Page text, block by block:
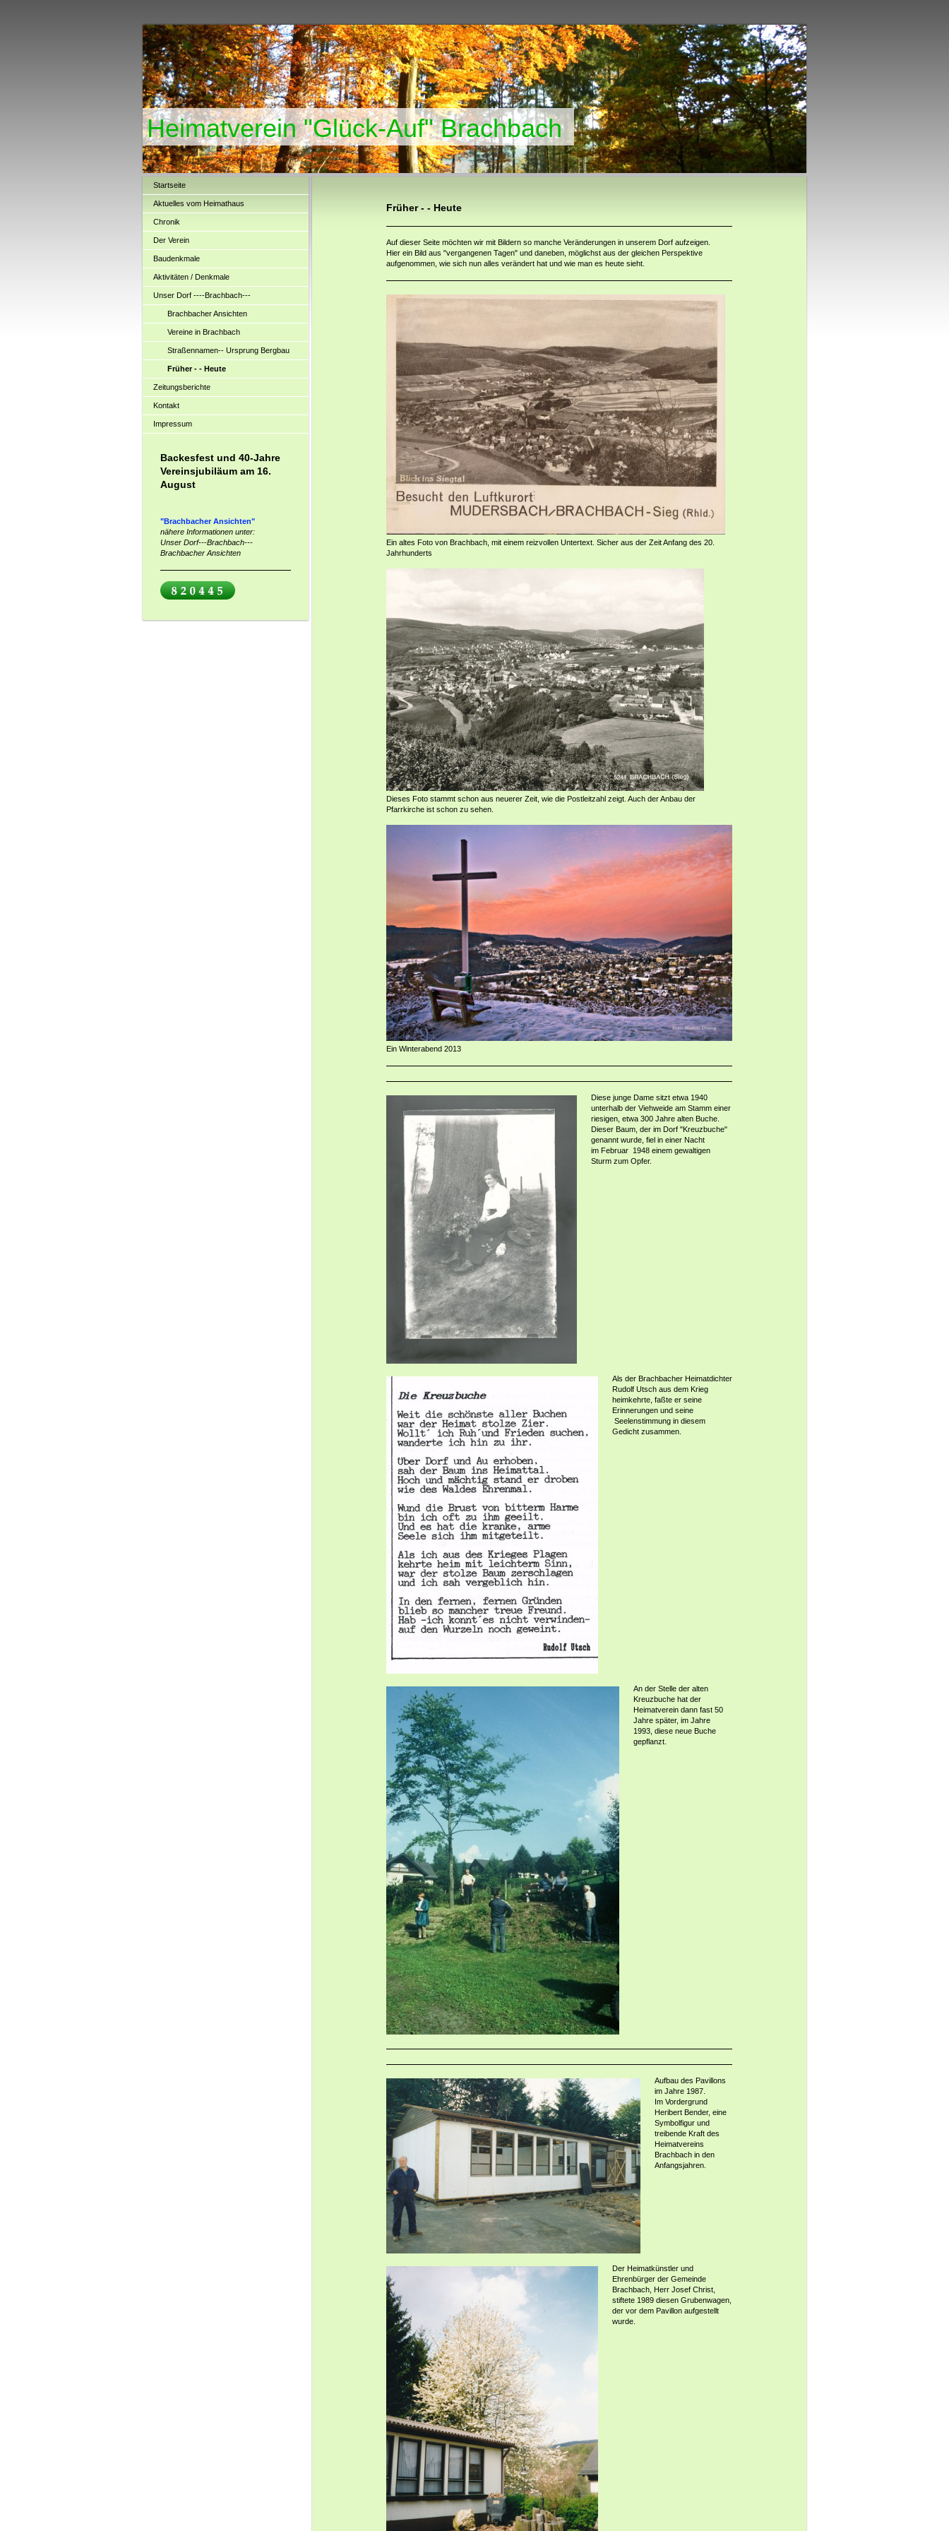
Heimatverein "Glück-Auf" Brachbach
Startseite
Aktuelles vom Heimathaus
Chronik
Der Verein
Baudenkmale
Aktivitäten / Denkmale
Unser Dorf ----Brachbach---
Brachbacher Ansichten
Vereine in Brachbach
Straßennamen-- Ursprung Bergbau
Früher - - Heute
Zeitungsberichte
Kontakt
Impressum
Backesfest und 40-Jahre
Vereinsjubiläum am 16.
August
"Brachbacher Ansichten"
nähere Informationen unter:
Unser Dorf---Brachbach---
Brachbacher Ansichten
Früher - - Heute
Auf dieser Seite möchten wir mit Bildern so manche Veränderungen in unserem Dorf aufzeigen.
Hier ein Bild aus "vergangenen Tagen" und daneben, möglichst aus der gleichen Perspektive
aufgenommen, wie sich nun alles verändert hat und wie man es heute sieht.
Ein altes Foto von Brachbach, mit einem reizvollen Untertext. Sicher aus der Zeit Anfang des 20.
Jahrhunderts
Dieses Foto stammt schon aus neuerer Zeit, wie die Postleitzahl zeigt. Auch der Anbau der
Pfarrkirche ist schon zu sehen.
Ein Winterabend 2013
Diese junge Dame sitzt etwa 1940
unterhalb der Viehweide am Stamm einer
riesigen, etwa 300 Jahre alten Buche.
Dieser Baum, der im Dorf "Kreuzbuche"
genannt wurde, fiel in einer Nacht
im Februar 1948 einem gewaltigen
Sturm zum Opfer.
Als der Brachbacher Heimatdichter
Rudolf Utsch aus dem Krieg
heimkehrte, faßte er seine
Erinnerungen und seine
Seelenstimmung in diesem
Gedicht zusammen.
An der Stelle der alten
Kreuzbuche hat der
Heimatverein dann fast 50
Jahre später, im Jahre
1993, diese neue Buche
gepflanzt.
Aufbau des Pavillons
im Jahre 1987.
Im Vordergrund
Heribert Bender, eine
Symbolfigur und
treibende Kraft des
Heimatvereins
Brachbach in den
Anfangsjahren.
Der Heimatkünstler und
Ehrenbürger der Gemeinde
Brachbach, Herr Josef Christ,
stiftete 1989 diesen Grubenwagen,
der vor dem Pavillon aufgestellt
wurde.